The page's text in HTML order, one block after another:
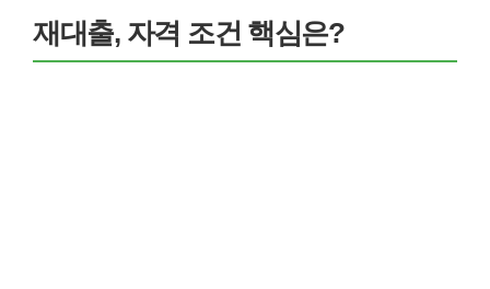
재대출, 자격 조건 핵심은?